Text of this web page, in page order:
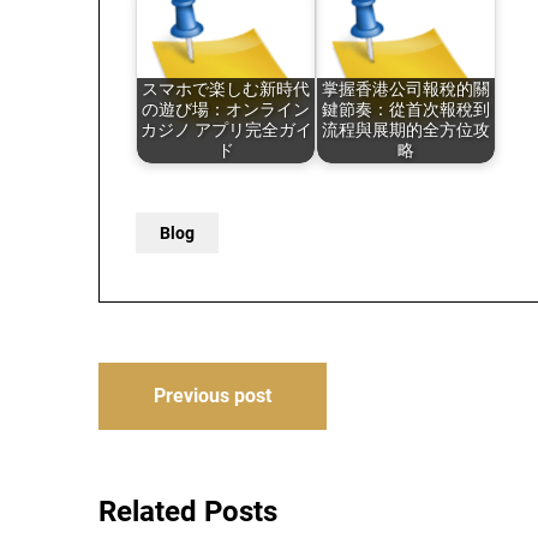
スマホで楽しむ新時代
の遊び場：オンライン
カジノ アプリ完全ガイ
ド
掌握香港公司報稅的關
鍵節奏：從首次報稅到
流程與展期的全方位攻
略
Blog
PostPrevious post
Related Posts